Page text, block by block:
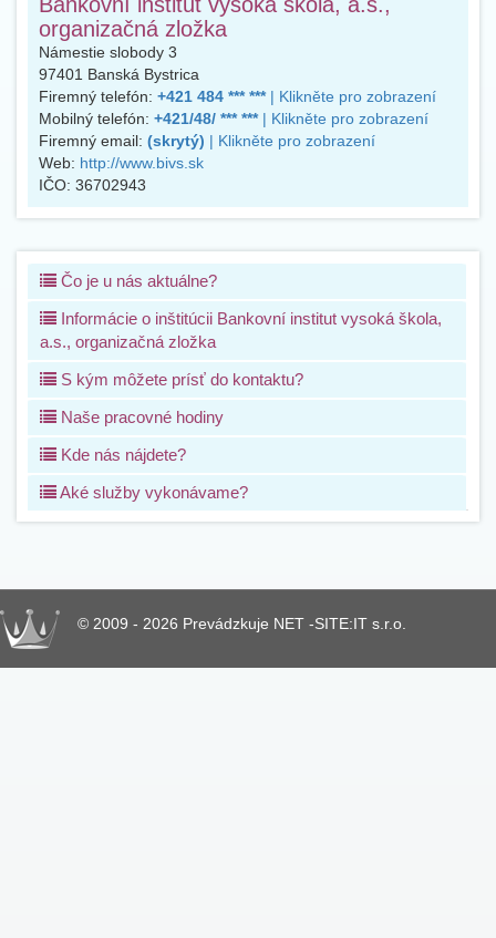
organizačná zložka
Námestie slobody 3
97401 Banská Bystrica
Firemný telefón: +421 484 *** ***| Klikněte pro zobrazení
Mobilný telefón: +421/48/ *** ***| Klikněte pro zobrazení
Firemný email: (skrytý) | Klikněte pro zobrazení
Web: http://www.bivs.sk
IČO: 36702943
Čo je u nás aktuálne?
Informácie o inštitúcii Bankovní institut vysoká škola,
a.s., organizačná zložka
S kým môžete prísť do kontaktu?
Naše pracovné hodiny
Kde nás nájdete?
Aké služby vykonávame?
© 2009 - 2026 Prevádzkuje NET -SITE:IT s.r.o.